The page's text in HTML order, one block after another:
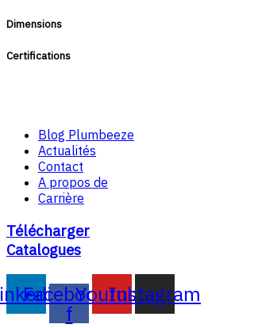
Dimensions
Certifications
Blog Plumbeeze
Actualités
Contact
A propos de
Carrière
Télécharger
Catalogues
Facebook-
f
Youtube
Instagram